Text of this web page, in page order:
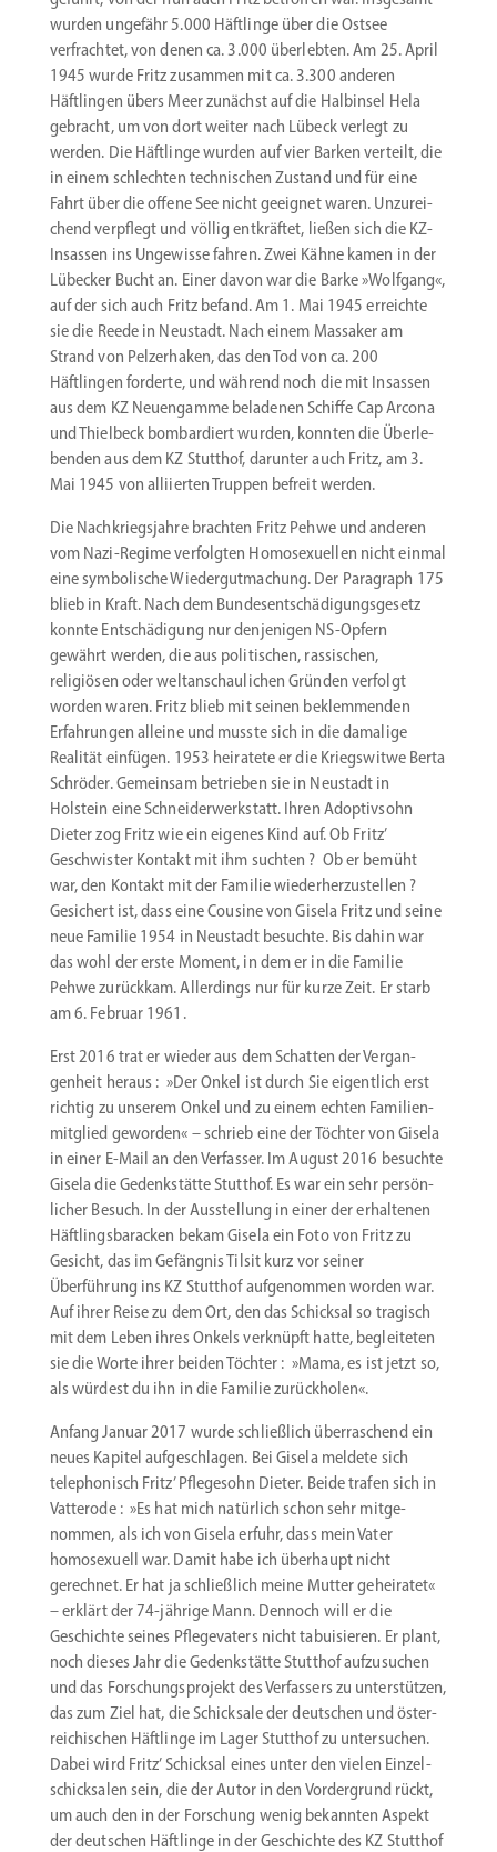
wurden ungefähr 5.000 Häftlinge über die Ostsee
verfrachtet, von denen ca. 3.000 überlebten. Am 25. April
1945 wurde Fritz zusammen mit ca. 3.300 anderen
Häftlingen übers Meer zunächst auf die Halb­insel Hela
gebracht, um von dort weiter nach Lübeck verlegt zu
werden. Die Häftlinge wurden auf vier Barken verteilt, die
in einem schlechten techni­schen Zustand und für eine
Fahrt über die offene See nicht geeignet waren. Unzurei­
chend verpflegt und völlig entkräftet, ließen sich die KZ-
Insassen ins Ungewisse fahren. Zwei Kähne kamen in der
Lübecker Bucht an. Einer davon war die Barke »Wolfgang«,
auf der sich auch Fritz befand. Am 1. Mai 1945 erreichte
sie die Reede in Neustadt. Nach ­einem Massaker am
Strand von Pelzerhaken, das den Tod von ca. 200
Häftlingen forderte, und während noch die mit Insassen
aus dem KZ Neuen­gamme beladenen Schiffe Cap Arcona
und Thielbeck bombar­diert wurden, konnten die Überle­
benden aus dem KZ Stutthof, darunter auch Fritz, am 3.
Mai 1945 von alliierten Truppen befreit werden.
Die Nachkriegs­jahre brachten Fritz Pehwe und anderen
vom Nazi-­Regime verfolgten Homose­xu­ellen nicht einmal
eine symbo­lische Wieder­gutmachung. Der Paragraph 175
blieb in Kraft. Nach dem Bundes­ent­schä­di­gungs­gesetz
konnte Entschä­digung nur denje­nigen NS-Opfern
gewährt werden, die aus politi­schen, rassi­schen,
religiösen oder weltan­schau­lichen Gründen verfolgt
worden waren. Fritz blieb mit seinen beklem­menden
Erfah­rungen alleine und musste sich in die damalige
Realität einfügen. 1953 heiratete er die Kriegs­witwe Berta
Schröder. Gemeinsam betrieben sie in Neustadt in
Holstein eine Schnei­der­werk­statt. Ihren Adoptivsohn
Dieter zog Fritz wie ein eigenes Kind auf. Ob Fritz’
Geschwister Kontakt mit ihm suchten ? Ob er bemüht
war, den Kontakt mit der Familie wieder­her­zu­stellen ?
Gesichert ist, dass eine Cousine von Gisela Fritz und seine
neue Familie 1954 in Neustadt besuchte. Bis dahin war
das wohl der erste Moment, in dem er in die Familie
Pehwe zurückkam. Aller­dings nur für kurze Zeit. Er starb
am 6. Februar 1961.
Erst 2016 trat er wieder aus dem Schatten der Vergan­
genheit heraus : »Der Onkel ist durch Sie eigentlich erst
richtig zu unserem Onkel und zu einem echten Famili­en­
mit­glied geworden« – schrieb eine der Töchter von Gisela
in einer E‑Mail an den Verfasser. Im August 2016 besuchte
Gisela die Gedenk­stätte Stutthof. Es war ein sehr persön­
licher Besuch. In der Ausstellung in einer der erhal­tenen
Häftlings­ba­racken bekam Gisela ein Foto von Fritz zu
Gesicht, das im Gefängnis Tilsit kurz vor seiner
Überführung ins KZ Stutthof aufge­nommen worden war.
Auf ihrer Reise zu dem Ort, den das Schicksal so tragisch
mit dem Leben ihres Onkels verknüpft hatte, beglei­teten
sie die Worte ihrer beiden Töchter : »Mama, es ist jetzt so,
als würdest du ihn in die Familie zurückholen«.
Anfang Januar 2017 wurde schließlich überra­schend ein
neues Kapitel aufge­schlagen. Bei Gisela meldete sich
telepho­nisch Fritz’ Pflegesohn Dieter. Beide trafen sich in
Vatterode : »Es hat mich natürlich schon sehr mitge­
nommen, als ich von Gisela erfuhr, dass mein Vater
homose­xuell war. Damit habe ich überhaupt nicht
gerechnet. Er hat ja schließlich meine Mutter gehei­ratet«
– erklärt der 74-jährige Mann. Dennoch will er die
Geschichte seines Pflege­vaters nicht tabui­sieren. Er plant,
noch dieses Jahr die Gedenk­stätte Stutthof aufzu­suchen
und das Forschungs­projekt des Verfassers zu unter­stützen,
das zum Ziel hat, die Schicksale der deutschen und öster­
rei­chi­schen Häftlinge im Lager Stutthof zu unter­suchen.
Dabei wird Fritz’ Schicksal eines unter den vielen Einzel­
schick­salen sein, die der Autor in den Vorder­grund rückt,
um auch den in der Forschung wenig bekannten Aspekt
der deutschen Häftlinge in der Geschichte des KZ Stutthof